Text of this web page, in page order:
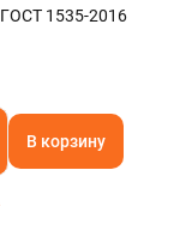
ГОСТ 1535-2016
В корзину